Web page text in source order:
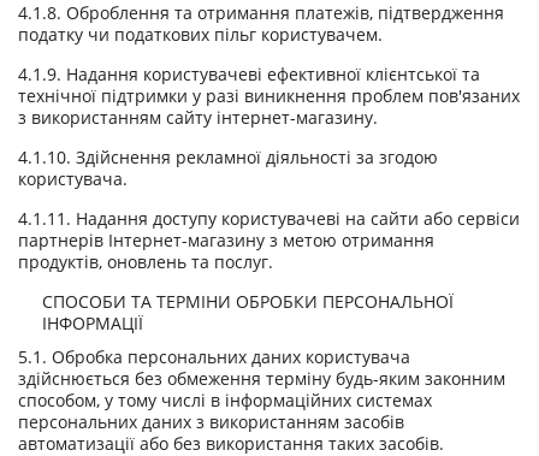
4.1.8. Оброблення та отримання платежів, підтвердження
податку чи податкових пільг користувачем.
4.1.9. Надання користувачеві ефективної клієнтської та
технічної підтримки у разі виникнення проблем пов'язаних
з використанням сайту інтернет-магазину.
4.1.10. Здійснення рекламної діяльності за згодою
користувача.
4.1.11. Надання доступу користувачеві на сайти або сервіси
партнерів Інтернет-магазину з метою отримання
продуктів, оновлень та послуг.
СПОСОБИ ТА ТЕРМІНИ ОБРОБКИ ПЕРСОНАЛЬНОЇ
ІНФОРМАЦІЇ
5.1. Обробка персональних даних користувача
здійснюється без обмеження терміну будь-яким законним
способом, у тому числі в інформаційних системах
персональних даних з використанням засобів
автоматизації або без використання таких засобів.